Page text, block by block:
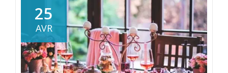
de
décoration
pour
votre
premier
25
AVR